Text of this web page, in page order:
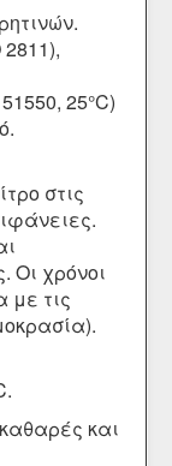
2811),
25°C)
στις
χρόνοι
με τις
και